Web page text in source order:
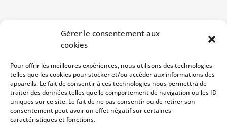
Gérer le consentement aux
cookies
Pour offrir les meilleures expériences, nous utilisons des technologies
telles que les cookies pour stocker et/ou accéder aux informations des
appareils. Le fait de consentir à ces technologies nous permettra de
traiter des données telles que le comportement de navigation ou les ID
uniques sur ce site. Le fait de ne pas consentir ou de retirer son
consentement peut avoir un effet négatif sur certaines
caractéristiques et fonctions.